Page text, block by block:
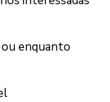
enquanto